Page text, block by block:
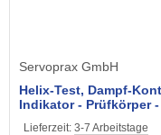
Servoprax GmbH
Helix-Test, Dampf-
Indikator - Prüfkörper
Lieferzeit: 3-7 Arbeitstage